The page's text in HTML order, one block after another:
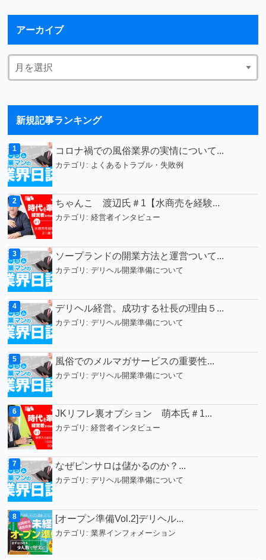
アーカイブ
新規記事ランキング
コロナ禍での風俗業界の実情について...
カテゴリ: よくあるトラブル・失敗例
ちゃんこ 渡辺氏＃1【水商売を経験...
カテゴリ:経営者インタビュー
ソープランドの開業方法と運営ついて...
カテゴリ:デリヘル開業準備について
デリヘル経営。成功する社長の理由５...
カテゴリ:デリヘル開業準備について
風俗でのメルマガサービスの重要性...
カテゴリ:デリヘル開業準備について
JKリフレ裏オプション 萌本氏＃1...
カテゴリ:経営者インタビュー
なぜピンサロは儲かるのか？...
カテゴリ:デリヘル開業準備について
[オープン準備Vol.2]デリヘル...
カテゴリ:業界インフォメーション